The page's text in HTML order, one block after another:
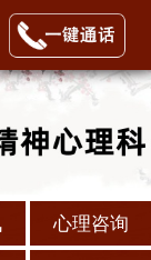
心理咨询